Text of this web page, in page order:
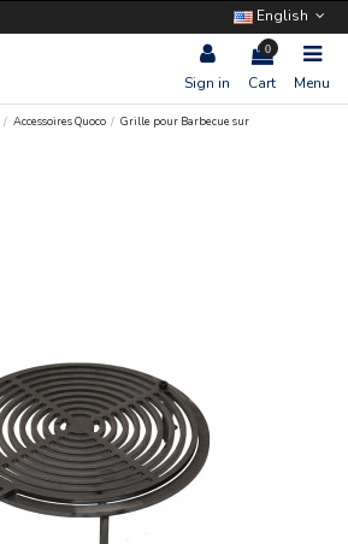
English
Sign in
0
Cart Menu
Accessoires Quoco
Grille pour Barbecue sur